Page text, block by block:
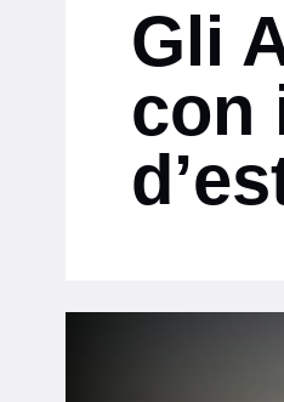
Gli
con